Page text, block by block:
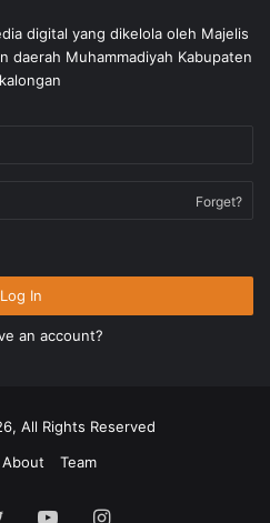
digital yang dikelola oleh Majelis
daerah Muhammadiyah Kabupaten
Forget?
Log In
an account?
All Rights Reserved
About Team
Twitter YouTubeInstagram